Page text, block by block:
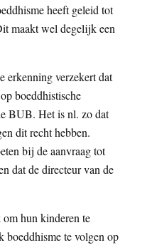
heeft geleid tot
maakt wel degelijk een
erkenning verzekert dat
boeddhistische
BUB. Het is nl. zo dat
dit recht hebben.
bij de aanvraag tot
dat de directeur van de
hun kinderen te
boeddhisme te volgen op